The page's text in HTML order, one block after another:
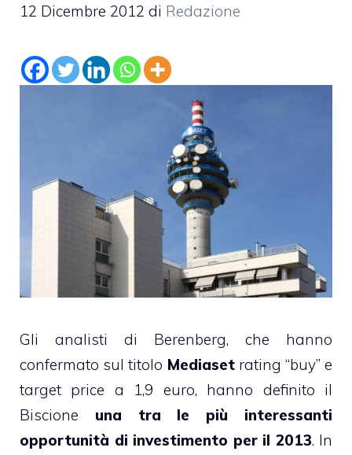
12 Dicembre 2012 di Redazione
Gli analisti di Berenberg, che hanno
confermato sul titolo Mediasetrating “buy” e
target price a 1,9 euro, hanno definito il
Biscione una tra le più interessanti
opportunità di investimento per il 2013. In